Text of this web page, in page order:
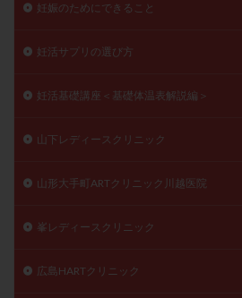
妊娠のためにできること
妊活サプリの選び方
妊活基礎講座＜基礎体温表解説編＞
山下レディースクリニック
山形大手町ARTクリニック川越医院
峯レディースクリニック
広島HARTクリニック